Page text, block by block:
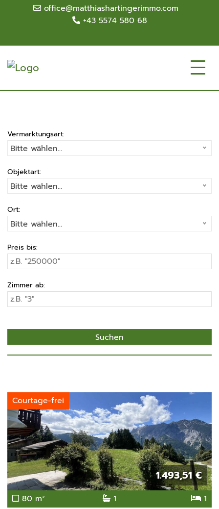
office@matthiashartingerimmo.com
+43 5574 580 68
Vermarktungsart:
Bitte wählen...
Objektart:
Bitte wählen...
Ort:
Bitte wählen...
Preis bis:
Zimmer ab:
Courtage-frei
1.493,51 €
80 m² 1
1